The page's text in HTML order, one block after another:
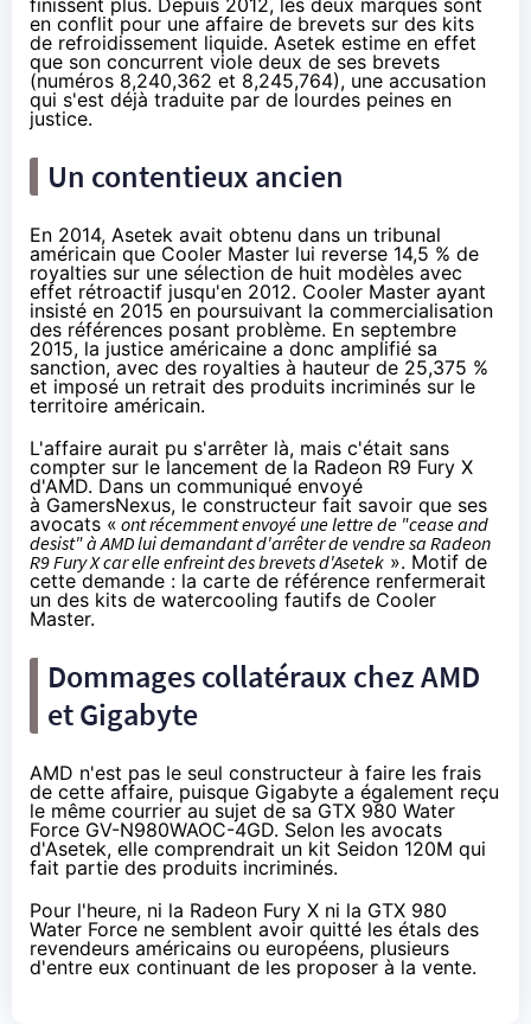
en conflit pour une affaire de brevets sur des kits
de refroidissement liquide. Asetek estime en effet
que son concurrent viole deux de ses brevets
(numéros 8,240,362 et 8,245,764), une accusation
qui s'est déjà traduite par de lourdes peines en
justice.
Un contentieux ancien
En 2014, Asetek avait obtenu dans un tribunal
américain que Cooler Master lui reverse 14,5 % de
royalties sur une sélection de huit modèles avec
effet rétroactif jusqu'en 2012. Cooler Master ayant
insisté en 2015 en poursuivant la commercialisation
des références posant problème. En septembre
2015, la justice américaine a donc amplifié sa
sanction, avec des royalties à hauteur de 25,375 %
et imposé un retrait des produits incriminés sur le
territoire américain.
L'affaire aurait pu s'arrêter là, mais c'était sans
compter sur le lancement de la Radeon R9 Fury X
d'AMD. Dans un communiqué envoyé
à GamersNexus, le constructeur fait savoir que ses
avocats « ont récemment envoyé une lettre de "cease and
desist" à AMD lui demandant d'arrêter de vendre sa Radeon
R9 Fury X car elle enfreint des brevets d'Asetek ». Motif de
cette demande : la carte de référence renfermerait
un des kits de watercooling fautifs de Cooler
Master.
Dommages collatéraux chez AMD
et Gigabyte
AMD n'est pas le seul constructeur à faire les frais
de cette affaire, puisque Gigabyte a également reçu
le même courrier au sujet de sa GTX 980 Water
Force GV-N980WAOC-4GD. Selon les avocats
d'Asetek, elle comprendrait un kit Seidon 120M qui
fait partie des produits incriminés.
Pour l'heure, ni la Radeon Fury X ni la GTX 980
Water Force ne semblent avoir quitté les étals des
revendeurs américains ou européens, plusieurs
d'entre eux continuant de les proposer à la vente.